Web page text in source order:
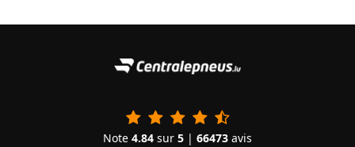
Note 4.84 sur 5 | 66473 avis